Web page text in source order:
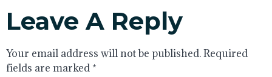
Leave A Reply
Your email address will not be published.Required
fields are marked *